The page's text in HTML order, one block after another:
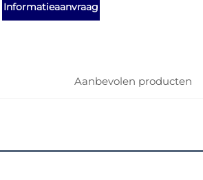
Informatieaanvraag
Aanbevolen producten